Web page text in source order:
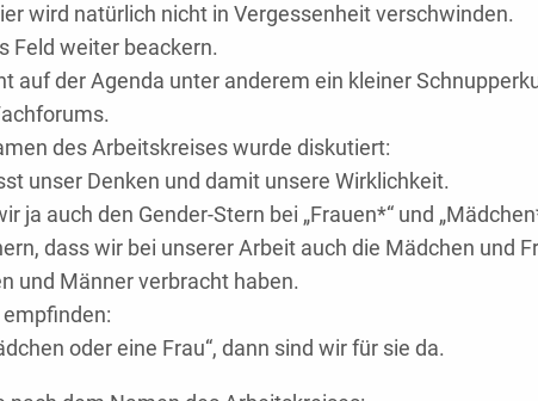
wird natürlich nicht in Vergessenheit verschwinden.
Feld weiter beackern.
auf der Agenda unter anderem ein kleiner
des Arbeitskreises wurde diskutiert:
unser Denken und damit unsere Wirklichkeit.
ja auch den Gender-Stern bei „Frauen*“ und
dass wir bei unserer Arbeit auch die Mädchen und
und Männer verbracht haben.
oder eine Frau“, dann sind wir für sie da.